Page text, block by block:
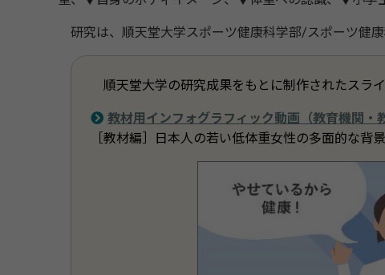
研究は、順天堂大学スポーツ健康科学部/スポーツ健
順天堂大学の研究成果をもとに制作されたスラ
教材用インフォグラフィック動画（教育機関・
［教材編］日本人の若い低体重女性の多面的な背